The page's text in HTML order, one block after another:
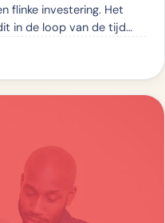
flinke investering. Het
in de loop van de tijd